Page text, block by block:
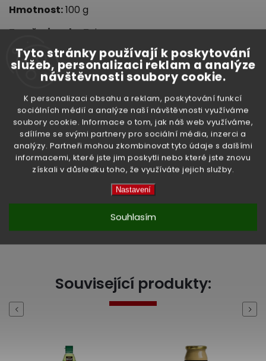
Tyto stránky používají k poskytování
služeb, personalizaci reklam a analýze
návštěvnosti soubory cookie.
K personalizaci obsahu a reklam, poskytování funkcí
sociálních médií a analýze naší návštěvnosti využíváme
soubory cookie. Informace o tom, jak náš web využíváme,
sdílíme se svými partnery pro sociální média, inzerci a
analýzy. Partneři mohou zkombinovat tyto údaje s dalšími
informacemi, které jste jim poskytli nebo které jste znovu
získali v důsledku toho, že využíváte jejich služby.
Nastavení
Souhlasím
Hmotnost:100 g
Země původu:Taiwan
Doplňkové parametry
Kategorie: Koření
Hmotnost: 0.14 kg
EAN: 640700003019
Položka byla vyprodána…
Související produkty:
Previous Next